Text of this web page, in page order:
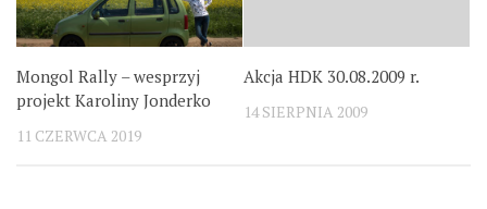
Mongol Rally – wesprzyj
projekt Karoliny Jonderko
11 CZERWCA 2019
Akcja HDK 30.08.2009 r.
14 SIERPNIA 2009